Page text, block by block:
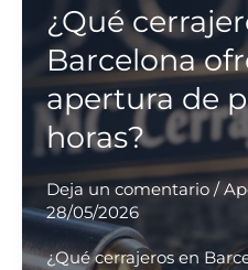
de
puertas
de
garaje
son
efectivos
en
Madrid?
¿Qué
Barcelona
apertura de
horas?
Deja un comentario /
28/05/2026
¿Qué cerrajeros en